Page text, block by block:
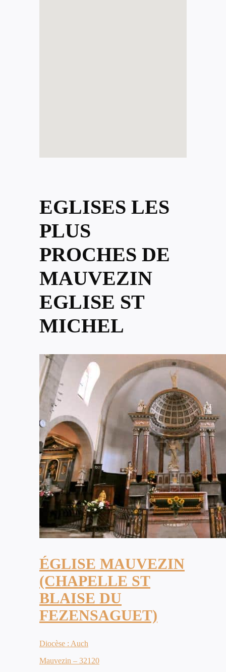
EGLISES LES
PLUS
PROCHES DE
MAUVEZIN
EGLISE ST
MICHEL
ÉGLISE MAUVEZIN
(CHAPELLE ST
BLAISE DU
FEZENSAGUET)
Diocèse : Auch
Mauvezin – 32120